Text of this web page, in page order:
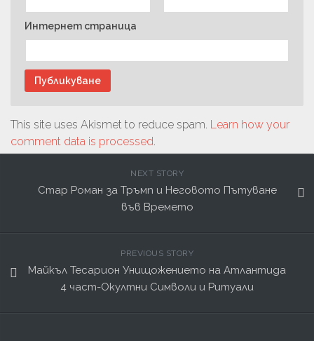
Интернет страница
This site uses Akismet to reduce spam. Learn how your
comment data is processed.
NEXT STORY
Стар Роман за Тръмп и Неговото Пътуване
във Времето
PREVIOUS STORY
Майкъл Тесарион Унищожението на Атлантида
4 част-Окултни Символи и Ритуали